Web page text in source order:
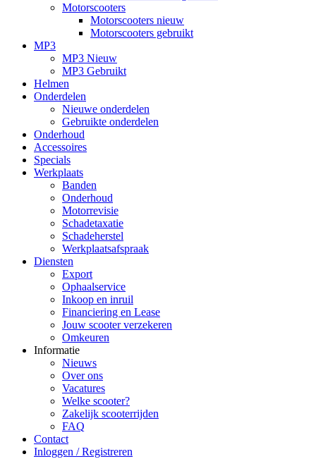
Motorscooters
Motorscooters nieuw
Motorscooters gebruikt
MP3
MP3 Nieuw
MP3 Gebruikt
Helmen
Onderdelen
Nieuwe onderdelen
Gebruikte onderdelen
Onderhoud
Accessoires
Specials
Werkplaats
Banden
Onderhoud
Motorrevisie
Schadetaxatie
Schadeherstel
Werkplaatsafspraak
Diensten
Export
Ophaalservice
Inkoop en inruil
Financiering en Lease
Jouw scooter verzekeren
Omkeuren
Informatie
Nieuws
Over ons
Vacatures
Welke scooter?
Zakelijk scooterrijden
FAQ
Contact
Inloggen / Registreren